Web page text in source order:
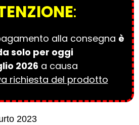
:
alla consegna è
solo per oggi
2026 a causa
richiesta del prodotto
2023